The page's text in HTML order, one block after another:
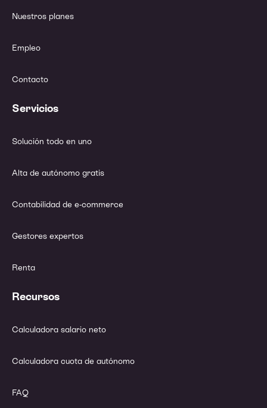
Nuestros planes
Empleo
Contacto
Servicios
Solución todo en uno
Alta de autónomo gratis
Contabilidad de e-commerce
Gestores expertos
Renta
Recursos
Calculadora salario neto
Calculadora cuota de autónomo
FAQ